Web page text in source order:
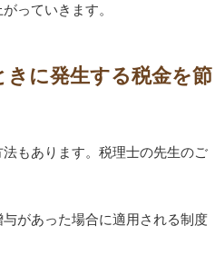
っていきます。
きに発生する税金を節
もあります。税理士の先生のご
があった場合に適用される制度